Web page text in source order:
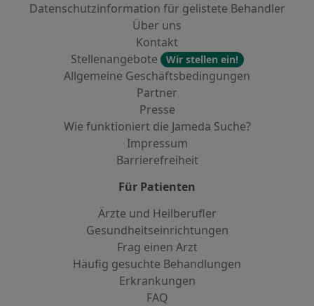
Datenschutzinformation für gelistete Behandler
Über uns
Kontakt
Stellenangebote
Wir stellen ein!
Allgemeine Geschäftsbedingungen
Partner
Presse
Wie funktioniert die Jameda Suche?
Impressum
Barrierefreiheit
Für Patienten
Ärzte und Heilberufler
Gesundheitseinrichtungen
Frag einen Arzt
Häufig gesuchte Behandlungen
Erkrankungen
FAQ